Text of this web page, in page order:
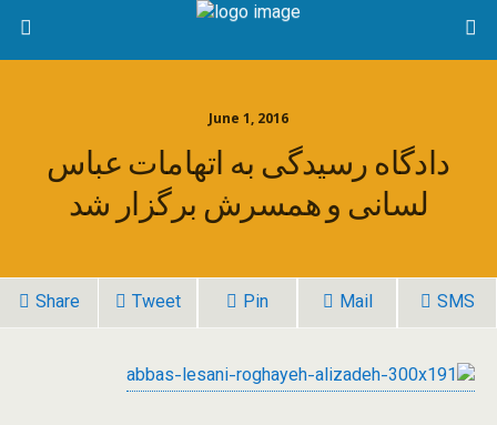
June 1, 2016
دادگاه رسیدگی به اتهامات عباس
لسانی و همسرش برگزار شد
Share Tweet Pin Mail SMS